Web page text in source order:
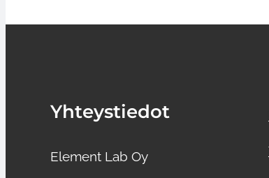
Yhteystiedot
Element Lab Oy